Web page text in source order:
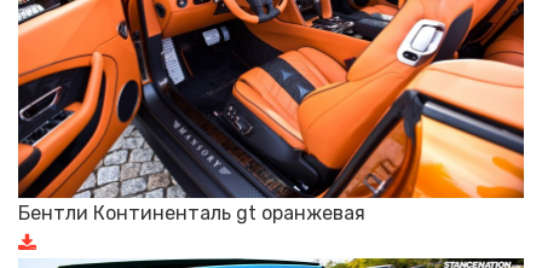
Бентли Континенталь gt оранжевая